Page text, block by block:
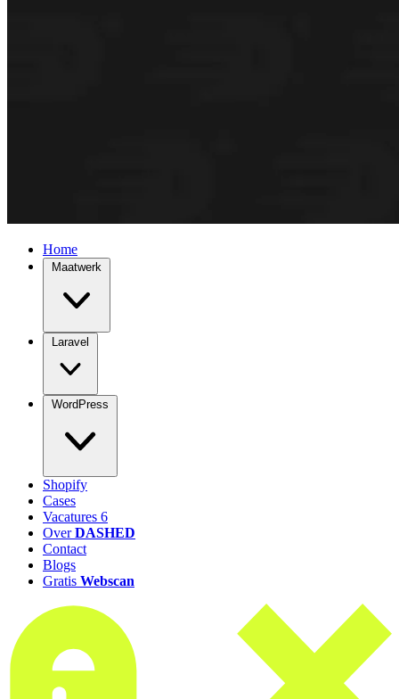
Home
Maatwerk
Laravel
WordPress
Shopify
Cases
Vacatures 6
OverDASHED
Contact
Blogs
Gratis Webscan